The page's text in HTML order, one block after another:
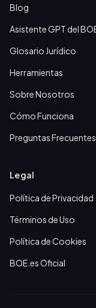
Blog
Asistente GPT del
Glosario Jurídico
Herramientas
Sobre Nosotros
Cómo Funciona
Preguntas Frecuentes
Legal
Política de Privacidad
Términos de Uso
Política de Cookies
BOE.es Oficial